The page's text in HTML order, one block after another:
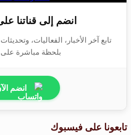
انضم إلى قناتنا
تابع آخر الأخبار، الفعاليات،
بلحظة مباشرة
انضم
تابعونا على فيسبوك